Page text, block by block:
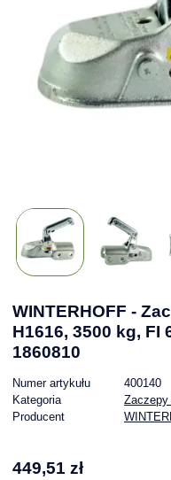
WINTERHOFF -
H1616, 3500 kg, FI
1860810
Numer artykułu
400140
Kategoria
Zaczepy
Producent
449,51 zł